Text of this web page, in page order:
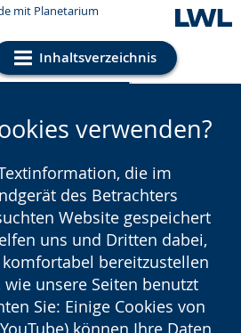
mit Planetarium
Inhaltsverzeichnis
Einstellungen
verwenden?
die im
des Betrachters
Website gespeichert
uns und Dritten dabei,
bereitzustellen
unsere Seiten benutzt
Sie: Einige Cookies von
können Ihre Daten